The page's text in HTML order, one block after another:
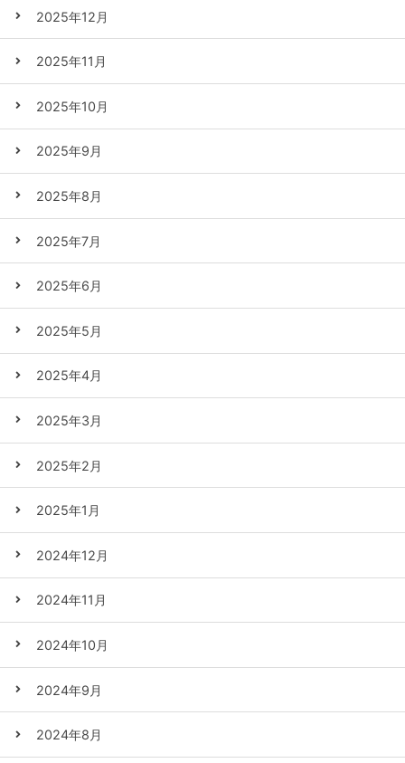
2025年12月
2025年11月
2025年10月
2025年9月
2025年8月
2025年7月
2025年6月
2025年5月
2025年4月
2025年3月
2025年2月
2025年1月
2024年12月
2024年11月
2024年10月
2024年9月
2024年8月